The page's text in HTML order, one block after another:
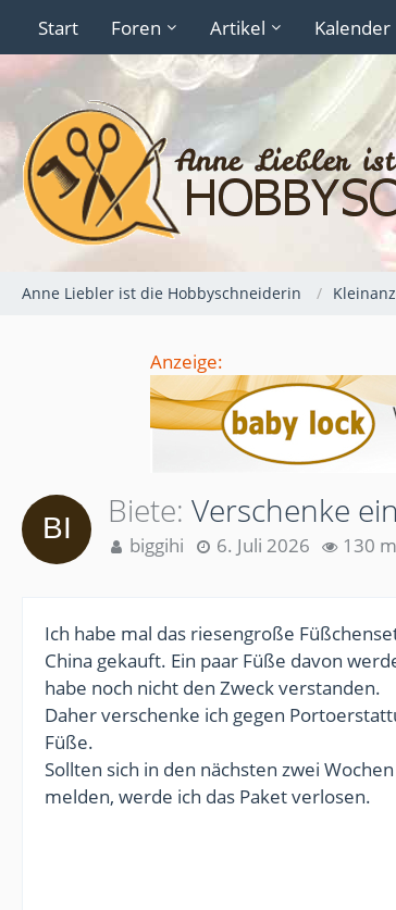
Start Foren Artikel Kalender
Anne Liebler ist die Hobbyschneiderin
Anzeige:
Biete Verschenke
biggihi 6. Juli 2026 130
Ich habe mal das riesengroße
China gekauft. Ein paar Füße davon
habe noch nicht den Zweck verstanden.
Daher verschenke ich gegen
Füße.
Sollten sich in den nächsten zwei
melden, werde ich das Paket verlosen.